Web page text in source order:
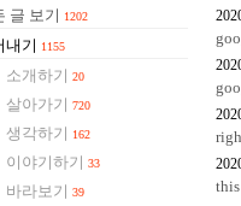
글 보기 1202
내기 1155
소개하기 20
살아가기 720
생각하기 162
이야기하기 33
바라보기 39